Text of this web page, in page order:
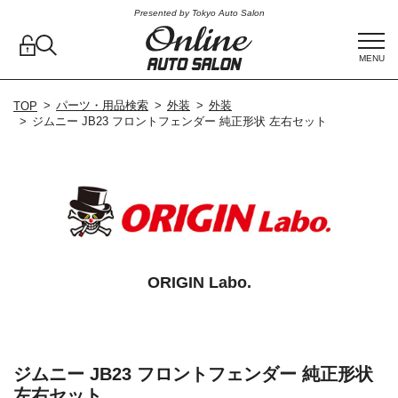
Presented by Tokyo Auto Salon
MENU
TOP パーツ・用品検索 外装
外装
ジムニー JB23 フロントフェンダー 純正形状 左右セット
ジムニー JB23 フロントフェンダー 純正形状
ORIGIN Labo.